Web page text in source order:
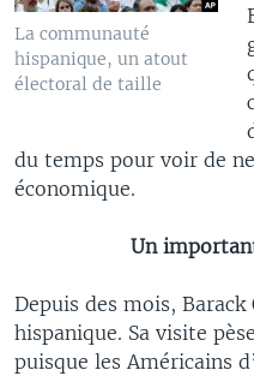
La communauté
hispanique, un atout
électoral de taille
du temps pour voir de
économique.
Un
Depuis des mois,
hispanique. Sa visite
puisque les Américains